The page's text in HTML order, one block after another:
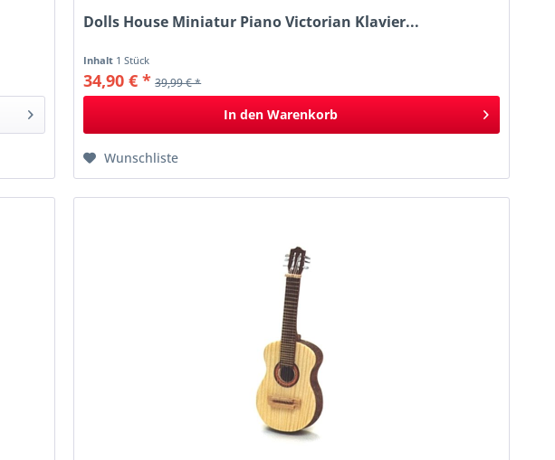
Dolls House Miniatur Piano Victorian Klavier...
Inhalt 1 Stück
34,90 € * 39,99 € *
In den Warenkorb
Wunschliste